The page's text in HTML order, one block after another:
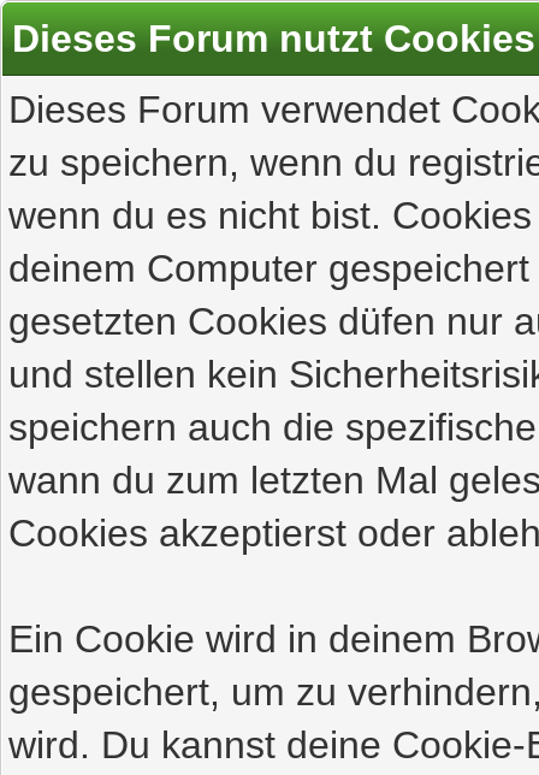
Dieses Forum nutzt Cookies
Dieses Forum verwendet
zu speichern, wenn du
wenn du es nicht bist.
deinem Computer
gesetzten Cookies düfen nur
und stellen kein
speichern auch die
wann du zum letzten Mal
Cookies akzeptierst oder
Ein Cookie wird in deinem
gespeichert, um zu
wird. Du kannst deine